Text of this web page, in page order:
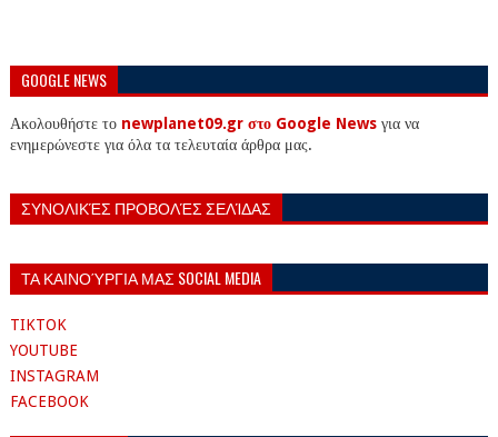
GOOGLE NEWS
Ακολουθήστε το newplanet09.gr στο Google Newsγια να
ενημερώνεστε για όλα τα τελευταία άρθρα μας.
ΣΥΝΟΛΙΚΈΣ ΠΡΟΒΟΛΈΣ ΣΕΛΊΔΑΣ
ΤΑ ΚΑΙΝΟΎΡΓΙΑ ΜΑΣ SOCIAL MEDIA
TIKTOK
YOUTUBE
INSTAGRAM
FACEBOOK